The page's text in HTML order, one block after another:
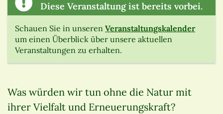
Diese Veranstaltung ist bereits vorbei.
Schauen Sie in unseren Veranstaltungskalender
um einen Überblick über unsere aktuellen
Veranstaltungen zu erhalten.
Was würden wir tun ohne die Natur mit
ihrer Vielfalt und Erneuerungskraft?